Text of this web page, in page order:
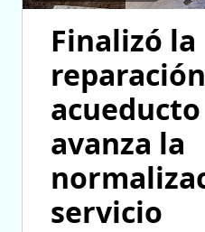
Finalizó la
avanza la
servicio